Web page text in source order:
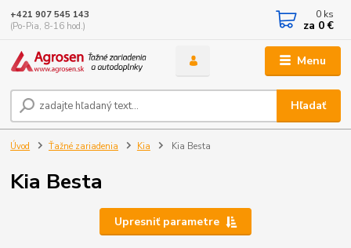
Menu
Hľadať
+421 907 545 143
(Po-Pia, 8-16 hod.)
0 ks
za 0 €
Úvod Ťažné zariadenia Kia Kia Besta
Kia Besta
Upresniť parametre